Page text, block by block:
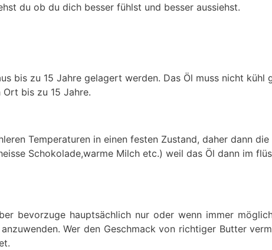
du ob du dich besser fühlst und besser aussiehst.
bis zu 15 Jahre gelagert werden. Das Öl muss nicht kühl
bis zu 15 Jahre.
Temperaturen in einen festen Zustand, daher dann
Schokolade,warme Milch etc.) weil das Öl dann im
bevorzuge hauptsächlich nur oder wenn immer
Wer den Geschmack von richtiger Butter